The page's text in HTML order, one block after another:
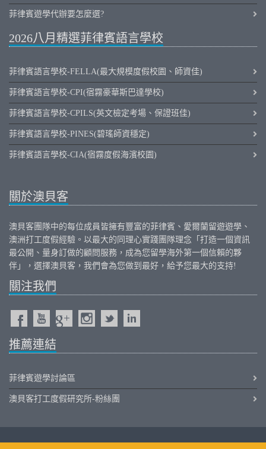
菲律賓遊學代辦要怎麼選?
2026八月精選菲律賓語言學校
菲律賓語言學校-FELLA(最大規模度假校園、師資佳)
菲律賓語言學校-CPI(宿霧豪華斯巴達學校)
菲律賓語言學校-CPILS(英文檢定考場、保證班佳)
菲律賓語言學校-PINES(碧瑤師資穩定)
菲律賓語言學校-CIA(宿霧度假海濱校園)
關於澳貝客
澳貝客團隊中的每位成員皆擁有豐富的菲律賓 、 愛爾蘭留遊遊學、
澳洲打工度假經驗。以最大的同理心實踐團隊理念「打造一個資訊
最公開、量身訂做的顧問服務，成為您留學海外第一個信賴的夥
伴」，選擇澳貝客，我們會為您做到最好，給予您最大的支持!
關注我們
推薦連結
菲律賓遊學討論區
澳貝客打工度假研究所-粉絲團